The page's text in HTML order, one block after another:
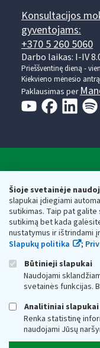
Šioje svetainėje
slapukai įdiegiami
sutikimas. Taip pat galite
sutikimą bet kada
nustatymus ir ištrindami
Slapukų politika
;
Būtinieji slapukai
Naudojami
svetainės funkcijas.
Analitiniai slapukai
Renka statistinę
naudojami Jūsų
Konsultacijos
gyventojams:
+370 5 260 5060
Darbo laikas: I-IV
Prieššventinę dieną -
Kiekvieno mėnesio
Paklausimas per
Respublikos
Biudžetinė įstaiga.
adresas: Vasario 16-
vmi@vmi.lt, E.
Duomenys apie
Respublikos finansų